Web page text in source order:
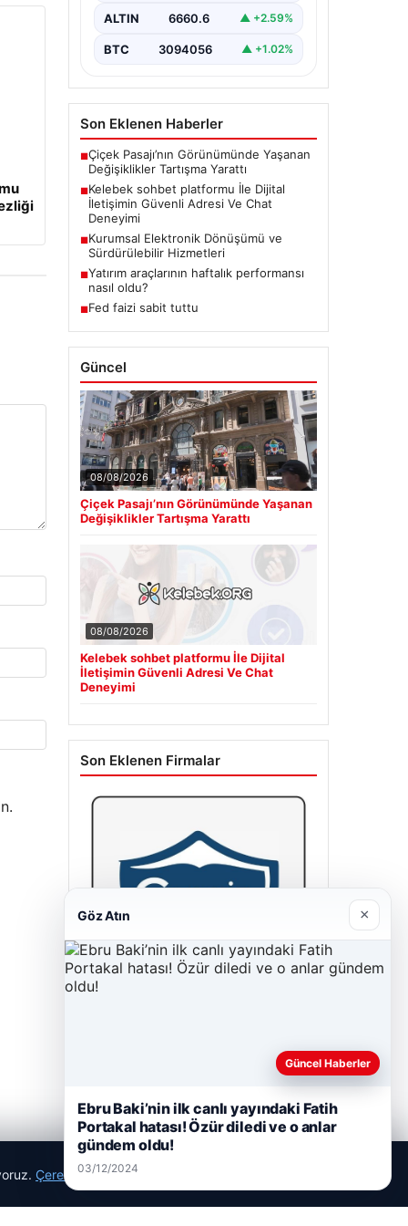
Günümüzde birçok…
ALTIN 6660.6 ▲ +2.59%
BTC 3094056 ▲ +1.02%
Son Eklenen Haberler
■Çiçek Pasajı’nın Görünümünde Yaşanan
Değişiklikler Tartışma Yarattı
■Kelebek sohbet platformu İle Dijital
İletişimin Güvenli Adresi Ve Chat
Deneyimi
■Kurumsal Elektronik Dönüşümü ve
Sürdürülebilir Hizmetleri
■Yatırım araçlarının haftalık performansı
nasıl oldu?
■Fed faizi sabit tuttu
Güncel
08/08/2026
Çiçek Pasajı’nın Görünümünde Yaşanan
Değişiklikler Tartışma Yarattı
08/08/2026
Kelebek sohbet platformu İle Dijital
İletişimin Güvenli Adresi Ve Chat
Deneyimi
Son Eklenen Firmalar
Çerez Politikamız
Göz Atın ×
Güncel Haberler
Ebru Baki’nin ilk canlı yayındaki Fatih
Portakal hatası! Özür diledi ve o anlar
gündem oldu!
03/12/2024